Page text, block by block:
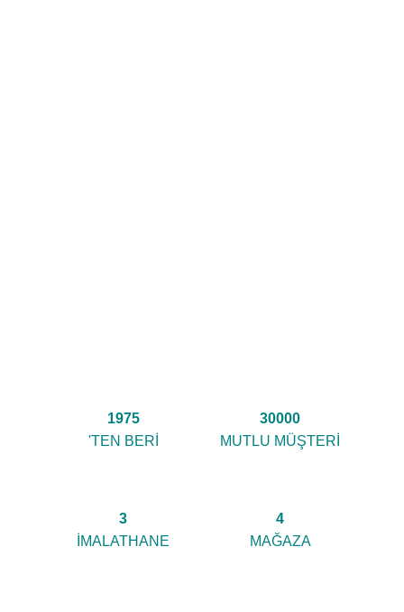
1975
'TEN BERİ
30000
MUTLU MÜŞTERİ
3
İMALATHANE
4
MAĞAZA